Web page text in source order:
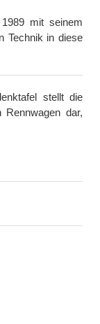
mit seinem
Technik in diese
stellt die
dar,